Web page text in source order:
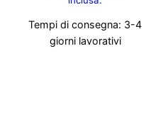
Tempi di consegna: 3-4
giorni lavorativi